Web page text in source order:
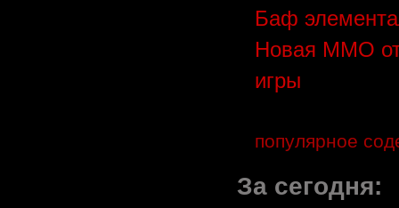
Баф
Новая ММО от
игры
популярное
За сегодня: